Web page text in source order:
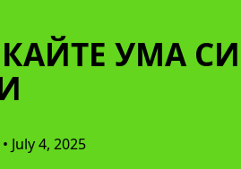
УМА
• July 4, 2025